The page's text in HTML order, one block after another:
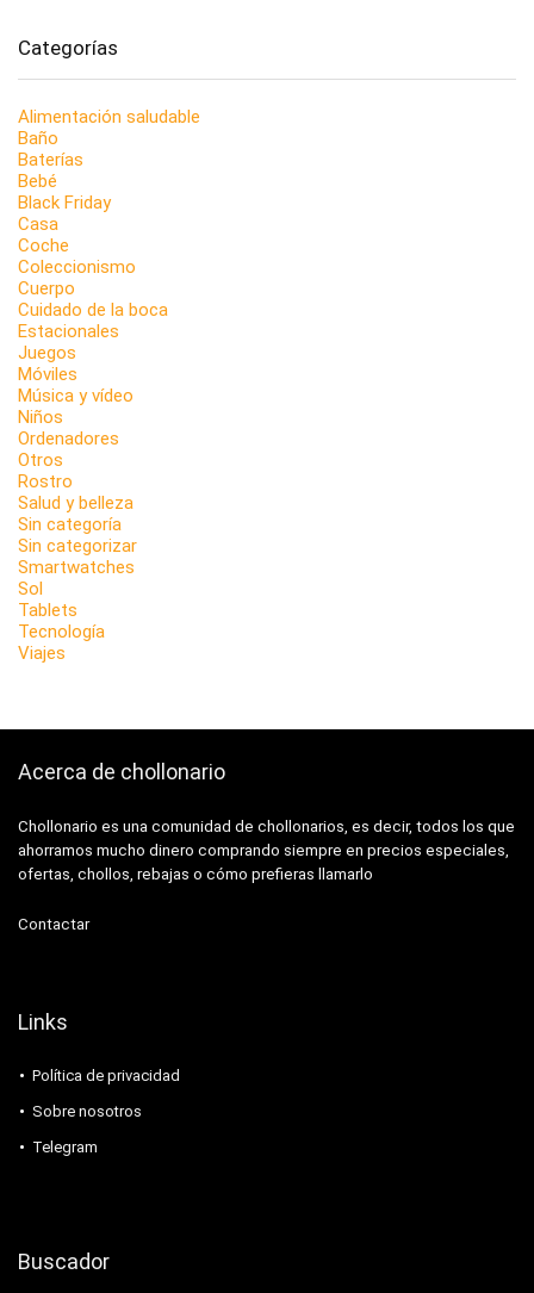
Categorías
Alimentación saludable
Baño
Baterías
Bebé
Black Friday
Casa
Coche
Coleccionismo
Cuerpo
Cuidado de la boca
Estacionales
Juegos
Móviles
Música y vídeo
Niños
Ordenadores
Otros
Rostro
Salud y belleza
Sin categoría
Sin categorizar
Smartwatches
Sol
Tablets
Tecnología
Viajes
Acerca de chollonario
Chollonario es una comunidad de chollonarios, es decir, todos los que
ahorramos mucho dinero comprando siempre en precios especiales,
ofertas, chollos, rebajas o cómo prefieras llamarlo
Contactar
Links
Política de privacidad
Sobre nosotros
Telegram
Buscador